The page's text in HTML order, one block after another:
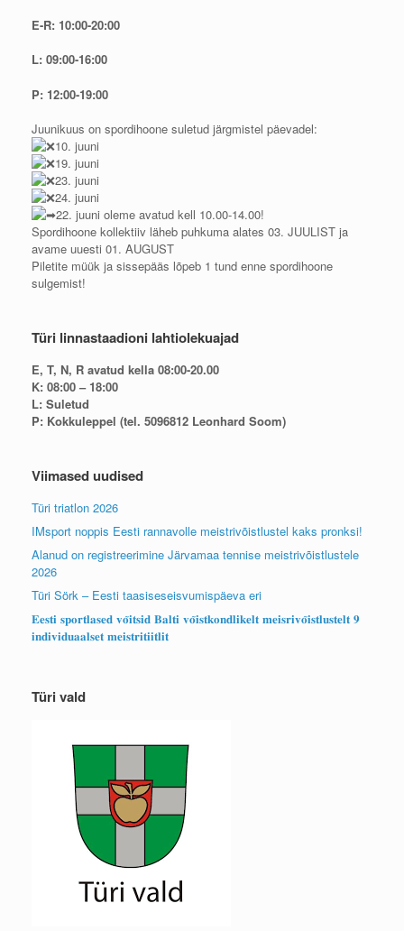
E-R: 10:00-20:00
L: 09:00-16:00
P: 12:00-19:00
Juunikuus on spordihoone suletud järgmistel päevadel:
10. juuni
19. juuni
23. juuni
24. juuni
22. juuni oleme avatud kell 10.00-14.00!
Spordihoone kollektiiv läheb puhkuma alates 03. JUULIST ja
avame uuesti 01. AUGUST
Piletite müük ja sissepääs lõpeb 1 tund enne spordihoone
sulgemist!
Türi linnastaadioni lahtiolekuajad
E, T, N, R avatud kella 08:00-20.00
K: 08:00 – 18:00
L: Suletud
P: Kokkuleppel (tel. 5096812 Leonhard Soom)
Viimased uudised
Türi triatlon 2026
IMsport noppis Eesti rannavolle meistrivõistlustel kaks pronksi!
Alanud on registreerimine Järvamaa tennise meistrivõistlustele
2026
Türi Sörk – Eesti taasiseseisvumispäeva eri
𝐄𝐞𝐬𝐭𝐢 𝐬𝐩𝐨𝐫𝐭𝐥𝐚𝐬𝐞𝐝 𝐯𝐨̃𝐢𝐭𝐬𝐢𝐝 𝐁𝐚𝐥𝐭𝐢 𝐯𝐨̃𝐢𝐬𝐭𝐤𝐨𝐧𝐝𝐥𝐢𝐤𝐞𝐥𝐭 𝐦𝐞𝐢𝐬𝐫𝐢𝐯𝐨̃𝐢𝐬𝐭𝐥𝐮𝐬𝐭𝐞𝐥𝐭 𝟗
𝐢𝐧𝐝𝐢𝐯𝐢𝐝𝐮𝐚𝐚𝐥𝐬𝐞𝐭 𝐦𝐞𝐢𝐬𝐭𝐫𝐢𝐭𝐢𝐢𝐭𝐥𝐢𝐭
Türi vald